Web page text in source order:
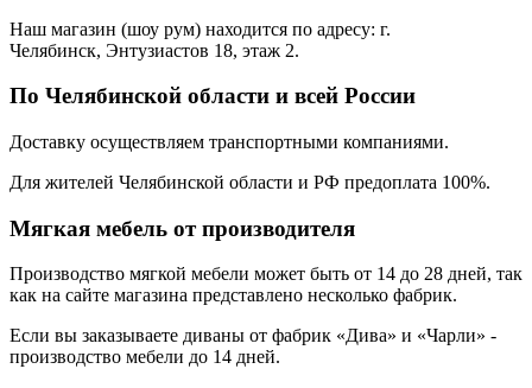
Наш магазин (шоу рум) находится по адресу: г.
Челябинск, Энтузиастов 18, этаж 2.
По Челябинской области и всей России
Доставку осуществляем транспортными компаниями.
Для жителей Челябинской области и РФ предоплата 100%.
Мягкая мебель от производителя
Производство мягкой мебели может быть от 14 до 28 дней, так
как на сайте магазина представлено несколько фабрик.
Если вы заказываете диваны от фабрик «Дива» и «Чарли» -
производство мебели до 14 дней.